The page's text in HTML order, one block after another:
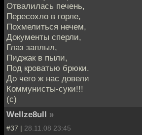
Отвалилась печень,
Пересохло в горле,
Похмелиться нечем,
Документы сперли,
Глаз заплыл,
Пиджак в пыли,
Под кроватью брюки.
До чего ж нас довели
Коммунисты-суки!!!
(с)
Wellze8ull »
#37 | 28.11.08 23:45